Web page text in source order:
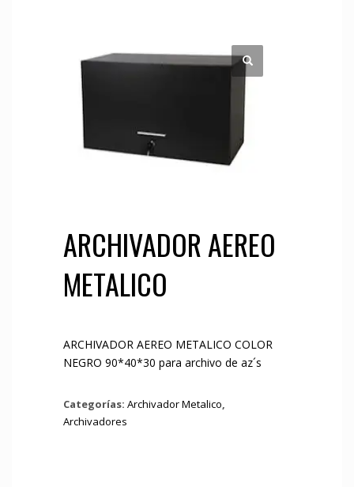
ARCHIVADOR AEREO
METALICO
ARCHIVADOR AEREO METALICO COLOR
NEGRO 90*40*30 para archivo de az´s
Categorías: Archivador Metalico
Archivadores